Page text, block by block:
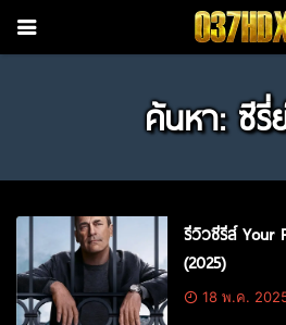
ค้นหา: ซีรี่
รีวิวซีรีส์ Your
(2025)
18 พ.ค.